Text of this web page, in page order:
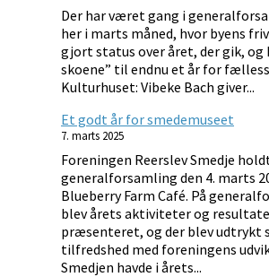
Der har været gang i
her i marts måned, hvor byens
gjort status over året, der gik, og
skoene” til endnu et år for
Kulturhuset: Vibeke Bach giver...
Et godt år for smedemuseet
7. marts 2025
Foreningen Reerslev Smedje
generalforsamling den 4. marts
Blueberry Farm Café. På
blev årets aktiviteter og
præsenteret, og der blev udtrykt
tilfredshed med foreningens
Smedjen havde i årets...